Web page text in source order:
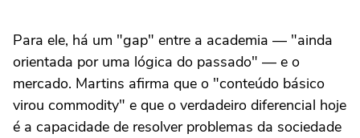
Para ele, há um "gap" entre a academia — "ainda
orientada por uma lógica do passado" — e o
mercado. Martins afirma que o "conteúdo básico
virou commodity" e que o verdadeiro diferencial hoje
é a capacidade de resolver problemas da sociedade